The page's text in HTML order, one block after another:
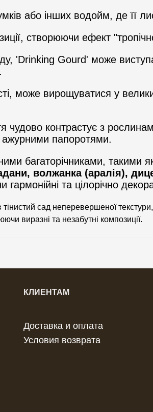
або інших водойм, де її
створюючи ефект
'Drinking Gourd' може
може вирощуватися у
чудово контрастує з
папоротями.
багаторічниками, такими
волжанка (аралія),
та цілорічно
сад неперевершеної
виразні та незабутні композиції.
КЛИЕНТАМ
Доставка и оплата
Условия возврата